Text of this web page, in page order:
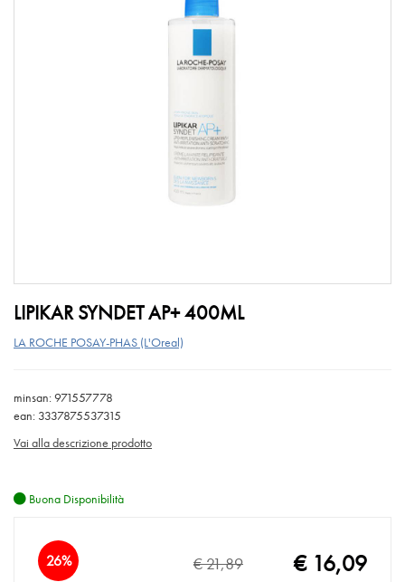
LIPIKAR SYNDET AP+ 400ML
LA ROCHE POSAY-PHAS (L'Oreal)
minsan: 971557778
ean: 3337875537315
Vai alla descrizione prodotto
Buona Disponibilità
Sconto
del
26% € 21,89
Prezzo
€ 16,09